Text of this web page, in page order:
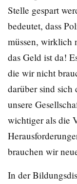
Stelle gespart
bedeutet, dass
müssen, wirklich
das Geld ist da!
die wir nicht
darüber sind sich
unsere
wichtiger als die
brauchen wir
In der